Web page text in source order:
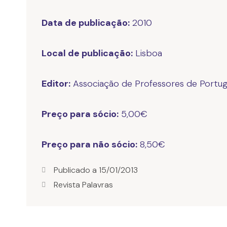
Data de publicação: 2010
Local de publicação: Lisboa
Editor: Associação de Professores de
Preço para sócio: 5,00€
Preço para não sócio: 8,50€
Publicado a 15/01/2013
Revista Palavras